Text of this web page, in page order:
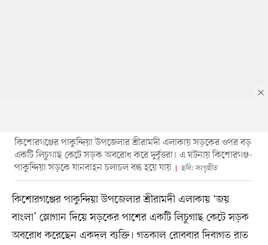
কিশোরগঞ্জের পাকুন্দিয়া উপজেলার শ্রীরামদী এলাকায় সড়কের ওপর বড়
একটি লিচুগাছ কেটে সড়ক অবরোধ করে দুর্বৃত্তরা। এ ঘটনায় কিশোরগঞ্জ-
পাকুন্দিয়া সড়কে যানবাহন চলাচল বন্ধ হয়ে যায়
ছবি: সংগৃহীত
কিশোরগঞ্জের পাকুন্দিয়া উপজেলার শ্রীরামদী এলাকায় ‘জয়
বাংলা’ স্লোগান দিয়ে সড়কের পাশের একটি লিচুগাছ কেটে সড়ক
অবরোধ করেছেন একদল ব্যক্তি। গতকাল রোববার দিবাগত রাত